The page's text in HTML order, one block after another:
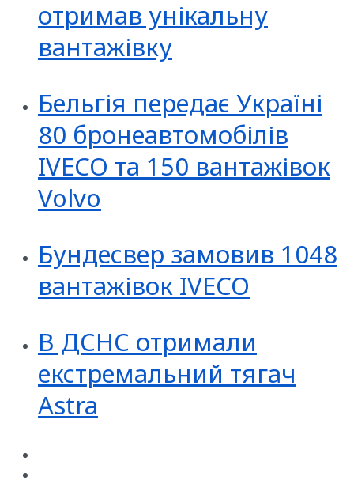
отримав унікальну
вантажівку
Бельгія передає Україні
80 бронеавтомобілів
IVECO та 150 вантажівок
Volvo
Бундесвер замовив 1048
вантажівок IVECO
В ДСНС отримали
екстремальний тягач
Astra